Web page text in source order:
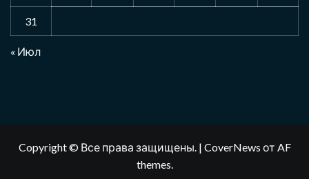
31
« Июл
Copyright © Все права защищены. | CoverNews от AF
themes.